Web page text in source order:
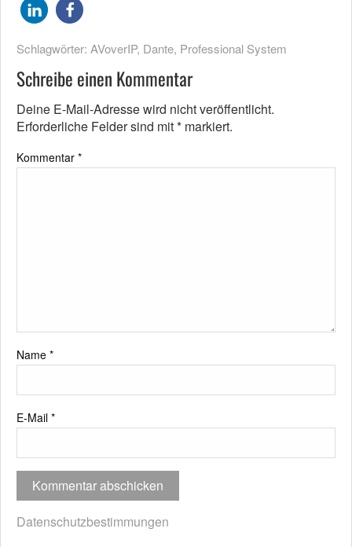
Schlagwörter: AVoverIP, Dante, Professional System
Schreibe einen Kommentar
Deine E-Mail-Adresse wird nicht veröffentlicht.
Erforderliche Felder sind mit* markiert.
Kommentar *
Name *
E-Mail *
Datenschutzbestimmungen